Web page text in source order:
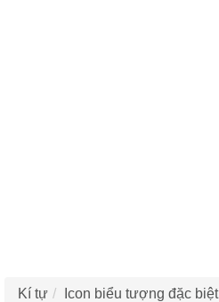
Kí tự Icon biểu tượng đặc biệt